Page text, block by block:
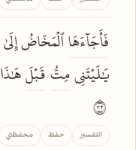
فَأَجَآءَهَاٱلۡمَخَاضُ إِلَىٰ
يَٰلَيۡتَنِي مِتُّ قَبۡلَهَٰذَا
التفسير حفظ محفظتي